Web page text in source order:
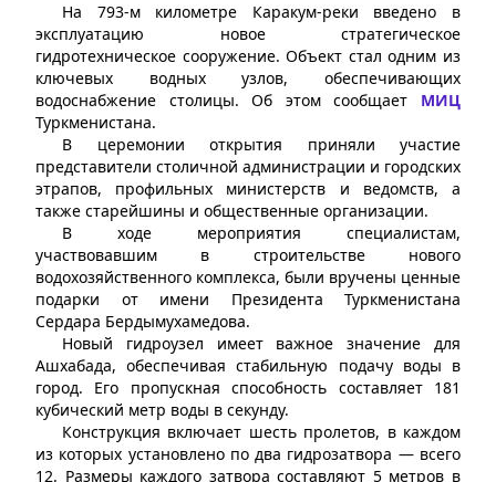
На 793-м километре Каракум-реки введено в
эксплуатацию новое стратегическое
гидротехническое сооружение. Объект стал одним из
ключевых водных узлов, обеспечивающих
водоснабжение столицы. Об этом сообщает МИЦ
Туркменистана.
В церемонии открытия приняли участие
представители столичной администрации и городских
этрапов, профильных министерств и ведомств, а
также старейшины и общественные организации.
В ходе мероприятия специалистам,
участвовавшим в строительстве нового
водохозяйственного комплекса, были вручены ценные
подарки от имени Президента Туркменистана
Сердара Бердымухамедова.
Новый гидроузел имеет важное значение для
Ашхабада, обеспечивая стабильную подачу воды в
город. Его пропускная способность составляет 181
кубический метр воды в секунду.
Конструкция включает шесть пролетов, в каждом
из которых установлено по два гидрозатвора — всего
12. Размеры каждого затвора составляют 5 метров в